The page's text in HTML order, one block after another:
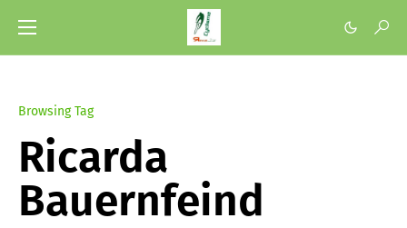
Browsing Tag
Ricarda
Bauernfeind